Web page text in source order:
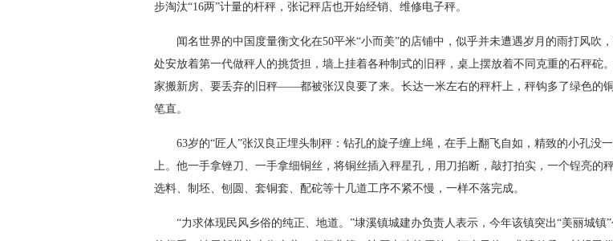
步淘汰“16两”计量的杆秤，张记秤店也开始经销、维修电子秤。
闻名世界的中国度量衡文化在50平米“小而美”的店铺中，似乎并未遭遇岁月的雨打风吹
处安放着第一代做秤人的挑货担，墙上挂着各种制式的旧秤，桌上摆放着不同克重的石秤砣
家搬新房、要丢弃的旧秤——都被张汉良要了来。长达一米左右的秤杆上，秤钩多了绿色的
笔直。
63岁的“匠人”张汉良正埋头制秤：钻孔的旋子缠上绳，在手上翻飞自如，精致的小孔没
上。他一手拿锉刀、一手拿细铜丝，将铜丝插入秤星孔，用刀掐断，敲打拍实，一个锃亮的
选料、制坯、刨圆、套铜套、配砣等十几道工序不紧不慢，一样不落完成。
“力求体现民风乡俗的纯正、地道。”埭溪镇城建办负责人表示，今年该镇突出“美丽城镇”